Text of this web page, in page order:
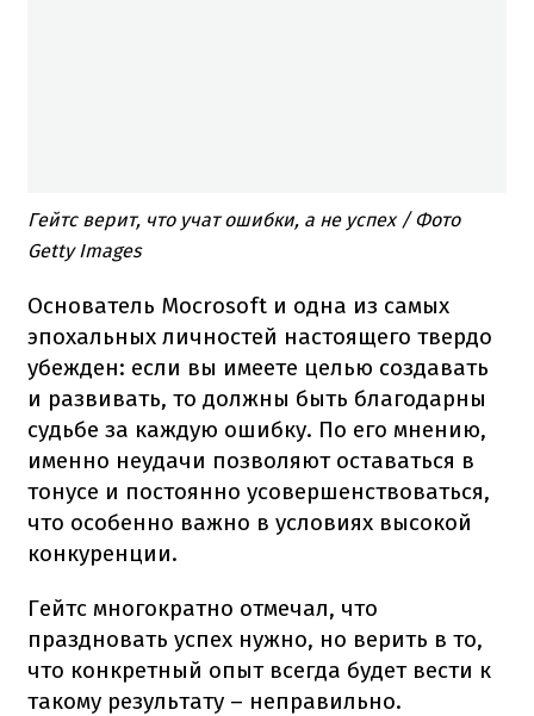
Гейтс верит, что учат ошибки, а не успех / Фото
Getty Images
Основатель Mocrosoft и одна из самых
эпохальных личностей настоящего твердо
убежден: если вы имеете целью создавать
и развивать, то должны быть благодарны
судьбе за каждую ошибку. По его мнению,
именно неудачи позволяют оставаться в
тонусе и постоянно усовершенствоваться,
что особенно важно в условиях высокой
конкуренции.
Гейтс многократно отмечал, что
праздновать успех нужно, но верить в то,
что конкретный опыт всегда будет вести к
такому результату – неправильно.